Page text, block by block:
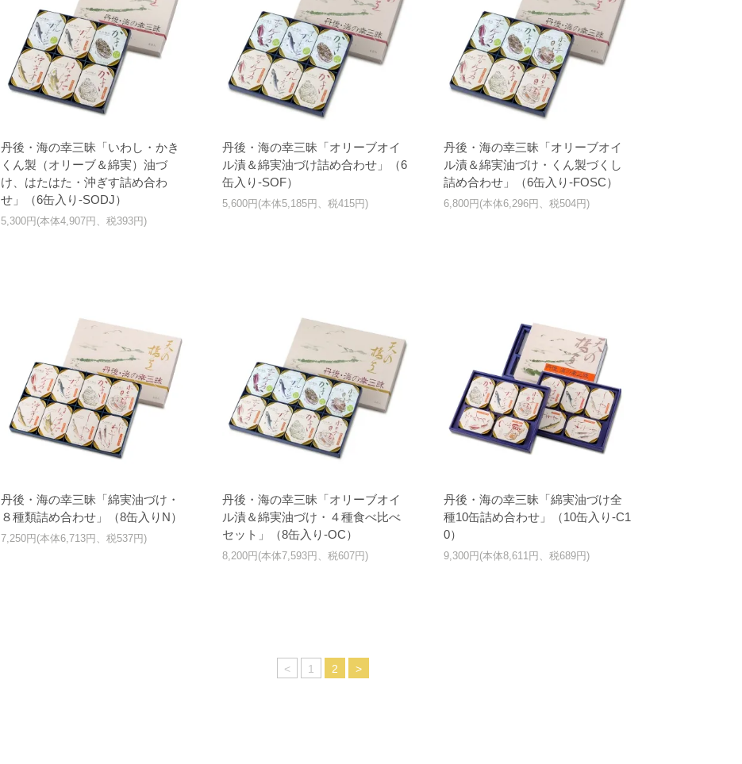
丹後・海の幸三昧「いわし・かき
くん製（オリーブ＆綿実）油づ
け、はたはた・沖ぎす詰め合わ
せ」（6缶入り-SODJ）
5,300円(本体4,907円、税393円)
丹後・海の幸三昧「オリーブオイ
ル漬＆綿実油づけ詰め合わせ」（6
缶入り-SOF）
5,600円(本体5,185円、税415円)
丹後・海の幸三昧「オリーブオイ
ル漬＆綿実油づけ・くん製づくし
詰め合わせ」（6缶入り-FOSC）
6,800円(本体6,296円、税504円)
丹後・海の幸三昧「綿実油づけ・
８種類詰め合わせ」（8缶入りN）
7,250円(本体6,713円、税537円)
丹後・海の幸三昧「オリーブオイ
ル漬＆綿実油づけ・４種食べ比べ
セット」（8缶入り-OC）
8,200円(本体7,593円、税607円)
丹後・海の幸三昧「綿実油づけ全
種10缶詰め合わせ」（10缶入り-C1
0）
9,300円(本体8,611円、税689円)
< 1 2 >